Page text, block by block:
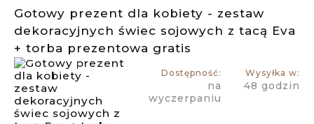
Gotowy prezent dla kobiety - zestaw
dekoracyjnych świec sojowych z tacą Eva
+ torba prezentowa gratis
Dostępność:
na
wyczerpaniu
Wysyłka w:
48 godzin